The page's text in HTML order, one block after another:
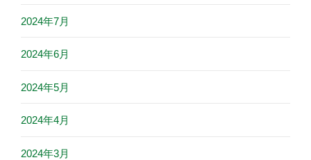
2024年7月
2024年6月
2024年5月
2024年4月
2024年3月